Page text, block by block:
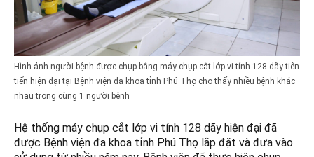
Hình ảnh người bệnh được chụp bằng máy chụp cắt lớp vi tính 128 dãy tiên
tiến hiện đại tại Bệnh viện đa khoa tỉnh Phú Thọ cho thấy nhiều bệnh khác
nhau trong cùng 1 người bệnh
Hệ thống máy chụp cắt lớp vi tính 128 dãy hiện đại đã
được Bệnh viện đa khoa tỉnh Phú Thọ lắp đặt và đưa vào